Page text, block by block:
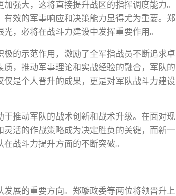
强大，这将直接提升战区的指挥调度能力。
效的军事响应和决策能力显得尤为重要。郑
，必将在战斗力建设中发挥重要作用。
的示范作用，激励了全军指战员不断追求卓
，推动军事理论和实战经验的融合，军队的
是个人晋升的成果，更是对军队战斗力建设
推动军队的战术创新和战术升级。在面对现
活的作战策略成为决定胜负的关键，而新一
战斗力提升方面的不断突破。
展的重要方向。郑璇政委等两位将领晋升上